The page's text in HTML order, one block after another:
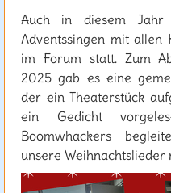
Auch in diesem Jahr
Adventssingen mit allen
im Forum statt. Zum
2025 gab es eine
der ein Theaterstück
ein Gedicht
Boomwhackers
unsere